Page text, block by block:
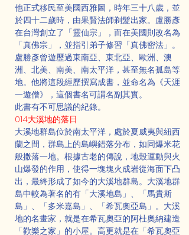
他正式移民至美國西雅圖，時年三十八歲，並
於四十二歲時，由果賢法師剃髮出家。盧勝彥
在台灣創立了「靈仙宗」，而在美國則改名為
「真佛宗」，並指引弟子修習「真佛密法」。
盧勝彥曾遊歷過東南亞、東北亞、歐洲、澳
洲、北美、南美、南太平洋，甚至無名孤島等
地。他將這段經歷撰寫成書，並命名為《天涯
一遊僧》，這個書名可謂名副其實。
此書有不可思議的紀錄。
014大溪地的落日
大溪地群島位於南太平洋，處於夏威夷與紐西
蘭之間，群島上的島嶼錯落分布，如同爆米花
般撒落一地。根據古老的傳說，地殼運動與火
山爆發的作用，使得一塊塊火成岩從海面下凸
出，最終形成了如今的大溪地群島。大溪地群
島中較為著名的有「大溪地島」、「馬貴斯
島」、「多米嘉島」、「希瓦奧亞島」。大溪
地的名畫家，就是在希瓦奧亞的阿杜奧納建造
「歡樂之家」的小屋。高更就是在「希瓦奧亞